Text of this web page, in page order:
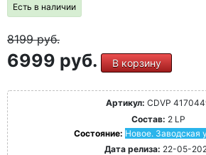
Есть в наличии
8199руб.
6999 руб. В корзину
Артикул: CDVP
Состав: 2 LP
Состояние: Новое. Заводская
Дата релиза: 22-05-